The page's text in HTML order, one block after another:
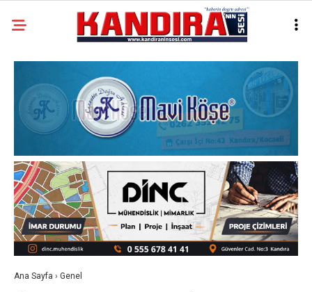
Ana Sayfa › Genel